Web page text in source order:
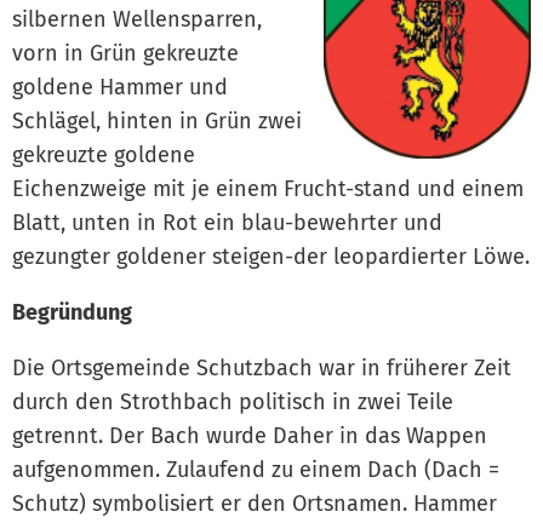
silbernen Wellensparren,
vorn in Grün gekreuzte
goldene Hammer und
Schlägel, hinten in Grün zwei
gekreuzte goldene
Eichenzweige mit je einem Frucht-stand und einem
Blatt, unten in Rot ein blau-bewehrter und
gezungter goldener steigen-der leopardierter Löwe.
Begründung
Die Ortsgemeinde Schutzbach war in früherer Zeit
durch den Strothbach politisch in zwei Teile
getrennt. Der Bach wurde Daher in das Wappen
aufgenommen. Zulaufend zu einem Dach (Dach =
Schutz) symbolisiert er den Ortsnamen. Hammer